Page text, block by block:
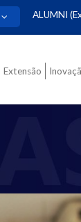
ALUMNI
Extensão